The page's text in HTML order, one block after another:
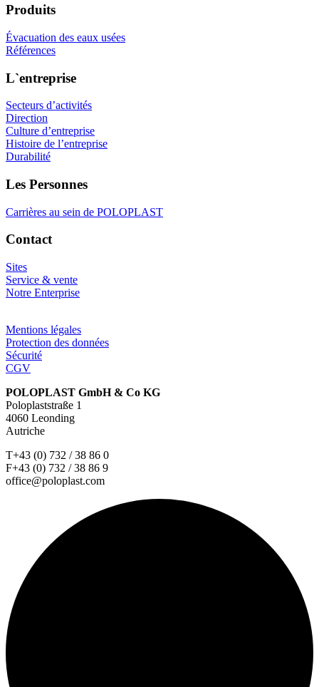
Produits
Évacuation des eaux usées
Références
L`entreprise
Secteurs d’activités
Direction
Culture d’entreprise
Histoire de l’entreprise
Durabilité
Les Personnes
Carrières au sein de POLOPLAST
Contact
Sites
Service & vente
Notre Enterprise
Mentions légales
Protection des données
Sécurité
CGV
POLOPLAST GmbH & Co KG
Poloplaststraße 1
4060 Leonding
Autriche
T+43 (0) 732 / 38 86 0
F+43 (0) 732 / 38 86 9
office@poloplast.com